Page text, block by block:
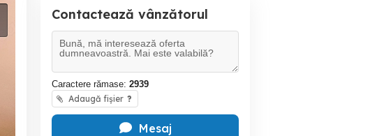
Contactează vânzătorul
Caractere rămase: 2939
Adaugă fișier ?
Mesaj